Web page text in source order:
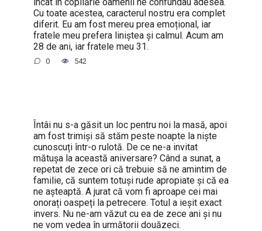
Cu toate acestea, caracterul nostru era complet
diferit. Eu am fost mereu prea emoțional, iar
fratele meu prefera liniștea și calmul. Acum am
28 de ani, iar fratele meu 31.
0 542
Întâi nu s-a găsit un loc pentru noi la masă, apoi
am fost trimiși să stăm peste noapte la niște
cunoscuți într-o rulotă. De ce ne-a invitat
mătușa la această aniversare? Când a sunat, a
repetat de zece ori că trebuie să ne amintim de
familie, că suntem totuși rude apropiate și că ea
ne așteaptă. A jurat că vom fi aproape cei mai
onorați oaspeți la petrecere. Totul a ieșit exact
invers. Nu ne-am văzut cu ea de zece ani și nu
ne vom vedea în următorii douăzeci.